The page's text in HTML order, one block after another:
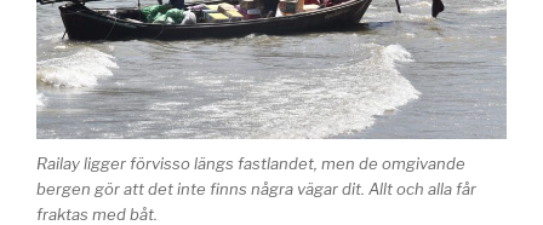
Railay ligger förvisso längs fastlandet, men de omgivande
bergen gör att det inte finns några vägar dit. Allt och alla får
fraktas med båt.